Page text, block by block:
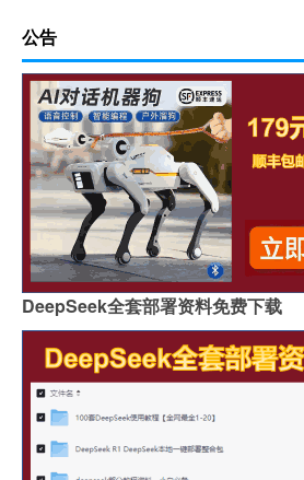
公告
DeepSeek全套部署资料免费下载